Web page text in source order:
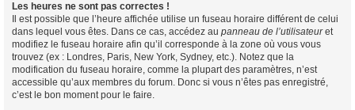
Les heures ne sont pas correctes !
Il est possible que l’heure affichée utilise un fuseau horaire différent de celui
dans lequel vous êtes. Dans ce cas, accédez au panneau de l’utilisateuret
modifiez le fuseau horaire afin qu’il corresponde à la zone où vous vous
trouvez (ex : Londres, Paris, New York, Sydney, etc.). Notez que la
modification du fuseau horaire, comme la plupart des paramètres, n’est
accessible qu’aux membres du forum. Donc si vous n’êtes pas enregistré,
c’est le bon moment pour le faire.